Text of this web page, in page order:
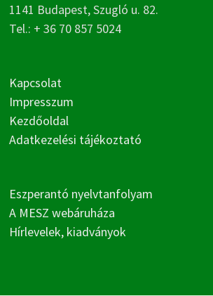
1141 Budapest, Szugló u. 82.
Tel.: + 36 70 857 5024
Kapcsolat
Impresszum
Kezdőoldal
Adatkezelési tájékoztató
Eszperantó nyelvtanfolyam
A MESZ webáruháza
Hírlevelek, kiadványok